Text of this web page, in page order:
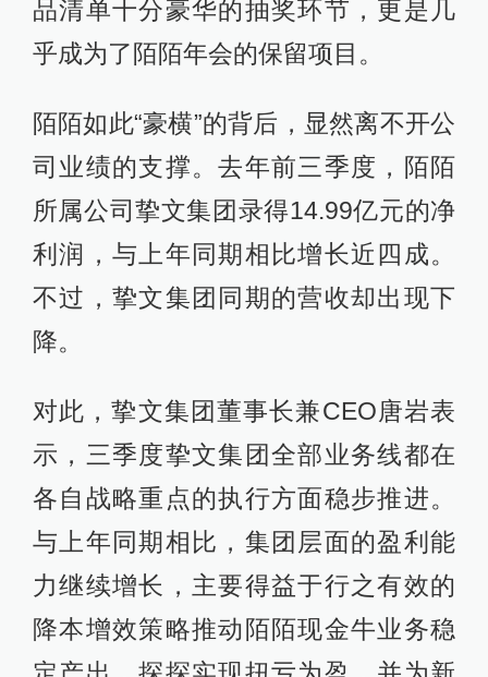
品清单十分豪华的抽奖环节，更是几
乎成为了陌陌年会的保留项目。
陌陌如此“豪横”的背后，显然离不开公
司业绩的支撑。去年前三季度，陌陌
所属公司挚文集团录得14.99亿元的净
利润，与上年同期相比增长近四成。
不过，挚文集团同期的营收却出现下
降。
对此，挚文集团董事长兼CEO唐岩表
示，三季度挚文集团全部业务线都在
各自战略重点的执行方面稳步推进。
与上年同期相比，集团层面的盈利能
力继续增长，主要得益于行之有效的
降本增效策略推动陌陌现金牛业务稳